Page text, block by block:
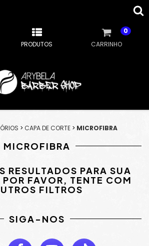
PRODUTOS CARRINHO
0
> CAPA DE CORTE > MICROFIBRA
MICROFIBRA
RESULTADOS PARA SUA
FAVOR, TENTE COM
FILTROS
SIGA-NOS